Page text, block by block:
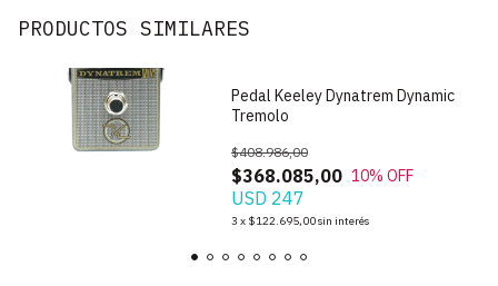
PRODUCTOS SIMILARES
Pedal Keeley Dynatrem Dynamic
Tremolo
$368.085,00
$408.986,00
10% OFF
USD 247
3 x $122.695,00sin interés